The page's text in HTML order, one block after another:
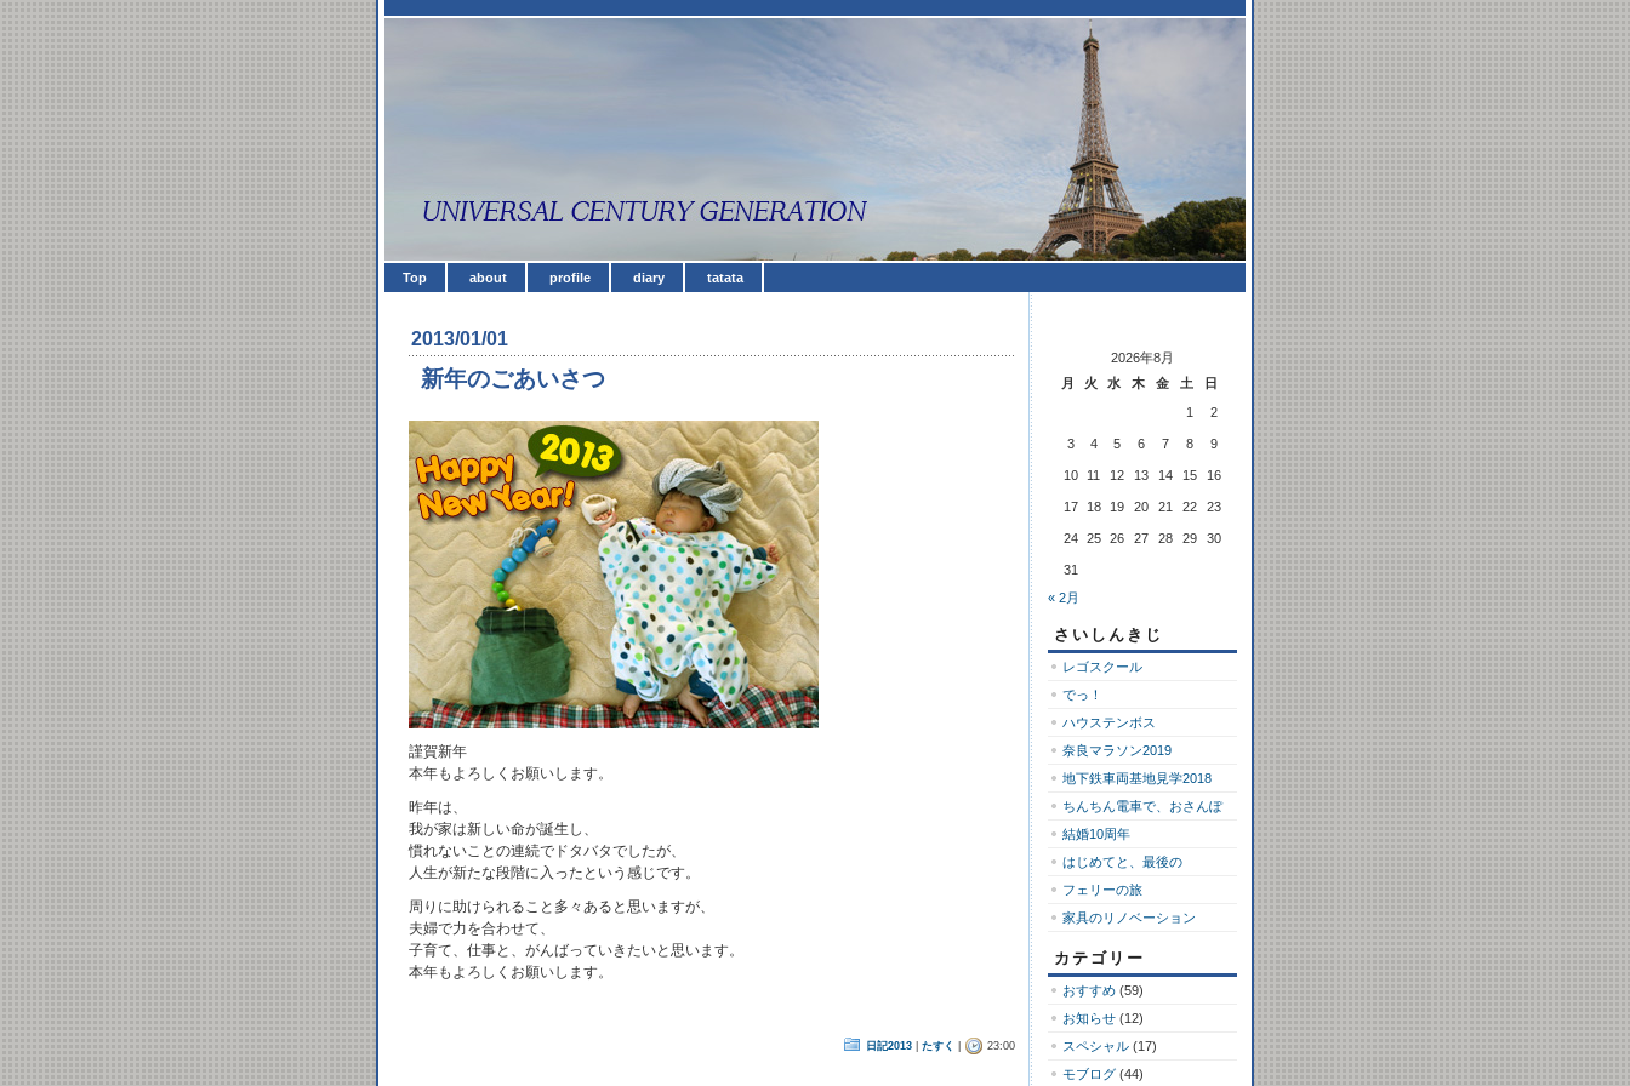
Top about profile diary tatata
2013/01/01
新年のごあいさつ
謹賀新年
本年もよろしくお願いします。
昨年は、
我が家は新しい命が誕生し、
慣れないことの連続でドタバタでしたが、
人生が新たな段階に入ったという感じです。
周りに助けられること多々あると思いますが、
夫婦で力を合わせて、
子育て、仕事と、がんばっていきたいと思います。
本年もよろしくお願いします。
日記2013 たすく 23:00
2026年8月
月
火 水 木 金 土
日
1
2
3 4 5 6 7 8 9
10 11 12 13 14 15 16
17 18 19 20 21 22 23
24 25 26 27 28 29 30
31
« 2月
さいしんきじ
レゴスクール
でっ！
ハウステンボス
奈良マラソン2019
地下鉄車両基地見学2018
ちんちん電車で、おさんぽ
結婚10周年
はじめてと、最後の
フェリーの旅
家具のリノベーション
カテゴリー
おすすめ (59)
お知らせ (12)
スペシャル (17)
モブログ (44)